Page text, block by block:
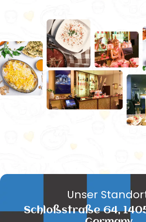
Unser
Schloßstraße 64,